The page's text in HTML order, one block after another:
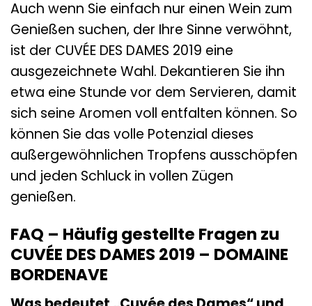
Auch wenn Sie einfach nur einen Wein zum
Genießen suchen, der Ihre Sinne verwöhnt,
ist der CUVÉE DES DAMES 2019 eine
ausgezeichnete Wahl. Dekantieren Sie ihn
etwa eine Stunde vor dem Servieren, damit
sich seine Aromen voll entfalten können. So
können Sie das volle Potenzial dieses
außergewöhnlichen Tropfens ausschöpfen
und jeden Schluck in vollen Zügen
genießen.
FAQ – Häufig gestellte Fragen zu
CUVÉE DES DAMES 2019 – DOMAINE
BORDENAVE